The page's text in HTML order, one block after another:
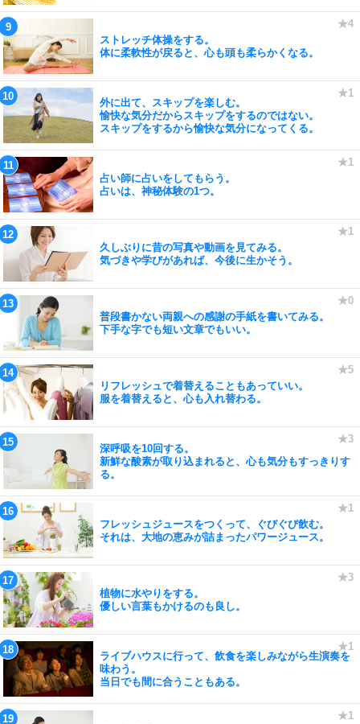
ストレッチ体操をする。
体に柔軟性が戻ると、心も頭も柔らかくなる。
外に出て、スキップを楽しむ。
愉快な気分だからスキップをするのではない。
スキップをするから愉快な気分になってくる。
占い師に占いをしてもらう。
占いは、神秘体験の1つ。
久しぶりに昔の写真や動画を見てみる。
気づきや学びがあれば、今後に生かそう。
普段書かない両親への感謝の手紙を書いてみる。
下手な字でも短い文章でもいい。
リフレッシュで着替えることもあっていい。
服を着替えると、心も入れ替わる。
深呼吸を10回する。
新鮮な酸素が取り込まれると、心も気分もすっきりす
る。
フレッシュジュースをつくって、ぐびぐび飲む。
それは、大地の恵みが詰まったパワージュース。
植物に水やりをする。
優しい言葉もかけるのも良し。
ライブハウスに行って、飲食を楽しみながら生演奏を
味わう。
当日でも間に合うこともある。